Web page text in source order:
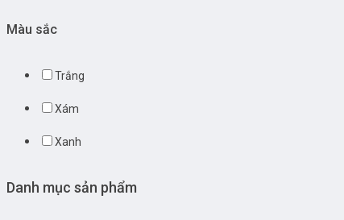
Màu sắc
Trắng
Xám
Xanh
Danh mục sản phẩm